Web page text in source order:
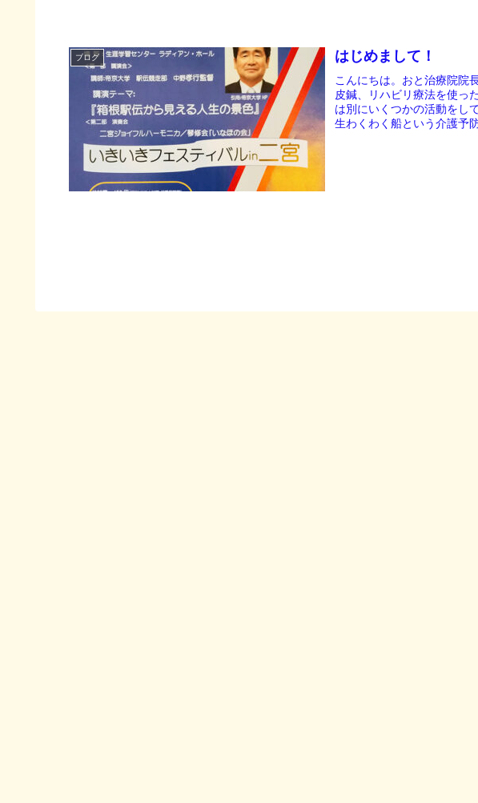
ブログ はじめまして！
こんにちは。おと治療院院
皮鍼、リハビリ療法を使っ
は別にいくつかの活動をし
生わくわく船という介護予